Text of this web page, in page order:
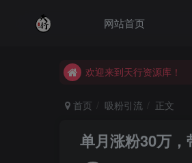
网站首页
欢迎来到天行资源库！
欢迎来到天行资源库！
首页 吸粉引流 正文
单月涨粉30万，